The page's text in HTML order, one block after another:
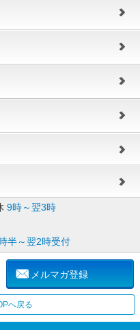
9時～翌3時
半～翌2時受付
メルマガ登録
へ戻る